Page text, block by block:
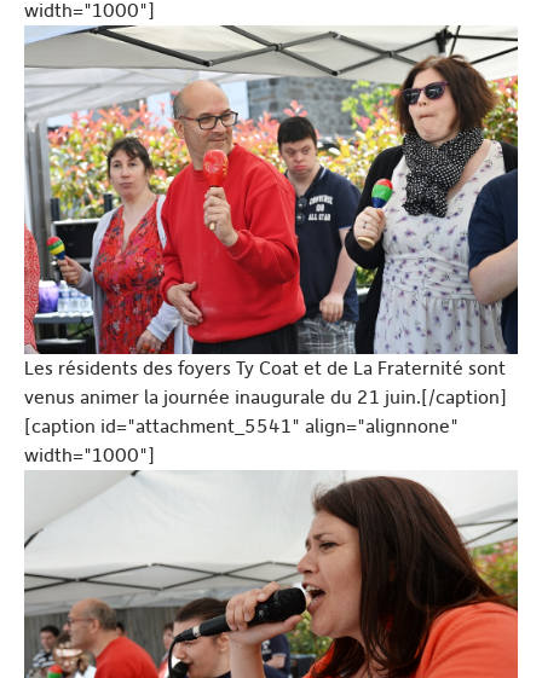
width="1000"]
Les résidents des foyers Ty Coat et de La Fraternité sont
venus animer la journée inaugurale du 21 juin.[/caption]
[caption id="attachment_5541" align="alignnone"
width="1000"]